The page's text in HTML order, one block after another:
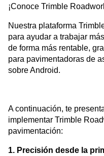
¡Conoce Trimble
Nuestra plataforma
para ayudar a trabajar
de forma más rentable,
para pavimentadoras de
sobre Android.
A continuación, te
implementar Trimble
pavimentación:
1. Precisión desde la